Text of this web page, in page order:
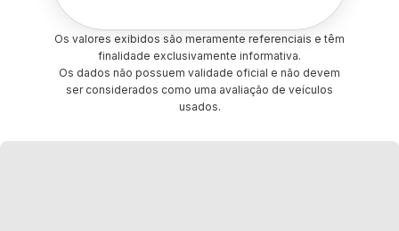
Os valores exibidos são meramente referenciais e têm
finalidade exclusivamente informativa.
Os dados não possuem validade oficial e não devem
ser considerados como uma avaliação de veículos
usados.